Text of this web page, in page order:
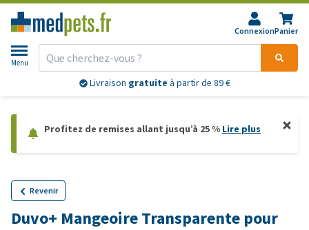
ConnexionPanier
Menu
Livraison gratuite à partir de 89 €
Profitez de remises allant jusqu’à 25 % Lire plus
Revenir
Duvo+ Mangeoire Transparente pour